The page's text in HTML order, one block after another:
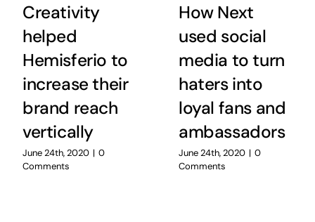
Creativity
helped
Hemisferio to
increase their
brand reach
vertically
June 24th, 2020 | 0
Comments
How Next
used social
media to turn
haters into
loyal fans and
ambassadors
June 24th, 2020 | 0
Comments